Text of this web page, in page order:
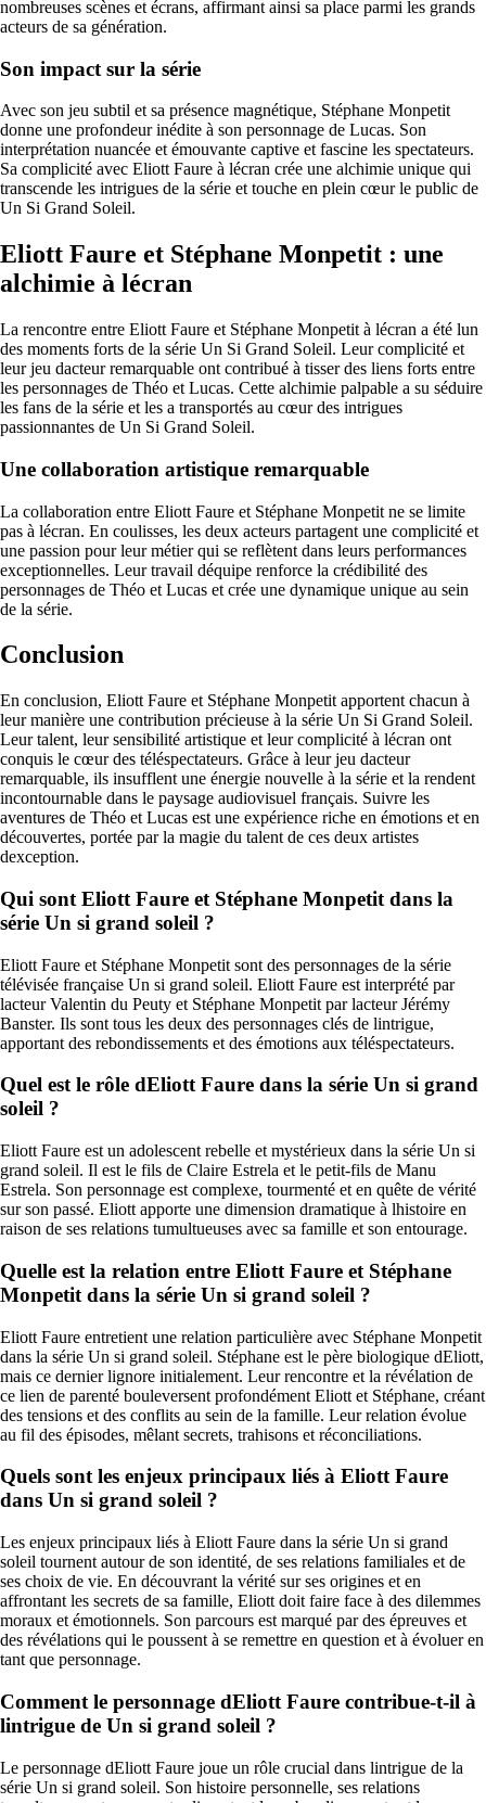
nombreuses scènes et écrans, affirmant ainsi sa place parmi les grands
acteurs de sa génération.
Son impact sur la série
Avec son jeu subtil et sa présence magnétique, Stéphane Monpetit
donne une profondeur inédite à son personnage de Lucas. Son
interprétation nuancée et émouvante captive et fascine les spectateurs.
Sa complicité avec Eliott Faure à lécran crée une alchimie unique qui
transcende les intrigues de la série et touche en plein cœur le public de
Un Si Grand Soleil.
Eliott Faure et Stéphane Monpetit : une
alchimie à lécran
La rencontre entre Eliott Faure et Stéphane Monpetit à lécran a été lun
des moments forts de la série Un Si Grand Soleil. Leur complicité et
leur jeu dacteur remarquable ont contribué à tisser des liens forts entre
les personnages de Théo et Lucas. Cette alchimie palpable a su séduire
les fans de la série et les a transportés au cœur des intrigues
passionnantes de Un Si Grand Soleil.
Une collaboration artistique remarquable
La collaboration entre Eliott Faure et Stéphane Monpetit ne se limite
pas à lécran. En coulisses, les deux acteurs partagent une complicité et
une passion pour leur métier qui se reflètent dans leurs performances
exceptionnelles. Leur travail déquipe renforce la crédibilité des
personnages de Théo et Lucas et crée une dynamique unique au sein
de la série.
Conclusion
En conclusion, Eliott Faure et Stéphane Monpetit apportent chacun à
leur manière une contribution précieuse à la série Un Si Grand Soleil.
Leur talent, leur sensibilité artistique et leur complicité à lécran ont
conquis le cœur des téléspectateurs. Grâce à leur jeu dacteur
remarquable, ils insufflent une énergie nouvelle à la série et la rendent
incontournable dans le paysage audiovisuel français. Suivre les
aventures de Théo et Lucas est une expérience riche en émotions et en
découvertes, portée par la magie du talent de ces deux artistes
dexception.
Qui sont Eliott Faure et Stéphane Monpetit dans la
série Un si grand soleil ?
Eliott Faure et Stéphane Monpetit sont des personnages de la série
télévisée française Un si grand soleil. Eliott Faure est interprété par
lacteur Valentin du Peuty et Stéphane Monpetit par lacteur Jérémy
Banster. Ils sont tous les deux des personnages clés de lintrigue,
apportant des rebondissements et des émotions aux téléspectateurs.
Quel est le rôle dEliott Faure dans la série Un si grand
soleil ?
Eliott Faure est un adolescent rebelle et mystérieux dans la série Un si
grand soleil. Il est le fils de Claire Estrela et le petit-fils de Manu
Estrela. Son personnage est complexe, tourmenté et en quête de vérité
sur son passé. Eliott apporte une dimension dramatique à lhistoire en
raison de ses relations tumultueuses avec sa famille et son entourage.
Quelle est la relation entre Eliott Faure et Stéphane
Monpetit dans la série Un si grand soleil ?
Eliott Faure entretient une relation particulière avec Stéphane Monpetit
dans la série Un si grand soleil. Stéphane est le père biologique dEliott,
mais ce dernier lignore initialement. Leur rencontre et la révélation de
ce lien de parenté bouleversent profondément Eliott et Stéphane, créant
des tensions et des conflits au sein de la famille. Leur relation évolue
au fil des épisodes, mêlant secrets, trahisons et réconciliations.
Quels sont les enjeux principaux liés à Eliott Faure
dans Un si grand soleil ?
Les enjeux principaux liés à Eliott Faure dans la série Un si grand
soleil tournent autour de son identité, de ses relations familiales et de
ses choix de vie. En découvrant la vérité sur ses origines et en
affrontant les secrets de sa famille, Eliott doit faire face à des dilemmes
moraux et émotionnels. Son parcours est marqué par des épreuves et
des révélations qui le poussent à se remettre en question et à évoluer en
tant que personnage.
Comment le personnage dEliott Faure contribue-t-il à
lintrigue de Un si grand soleil ?
Le personnage dEliott Faure joue un rôle crucial dans lintrigue de la
série Un si grand soleil. Son histoire personnelle, ses relations